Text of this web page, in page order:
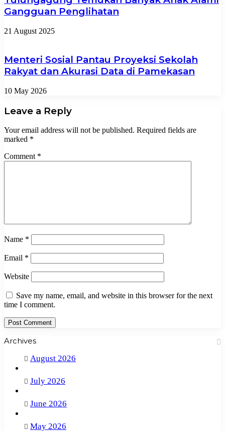
Gangguan Penglihatan
21 August 2025
Menteri Sosial Pantau Proyeksi Sekolah
Rakyat dan Akurasi Data di Pamekasan
10 May 2026
Leave a Reply
Your email address will not be published. Required fields are
marked *
Comment *
Name *
Email *
Website
Save my name, email, and website in this browser for the next
time I comment.
Archives
August 2026
July 2026
June 2026
May 2026